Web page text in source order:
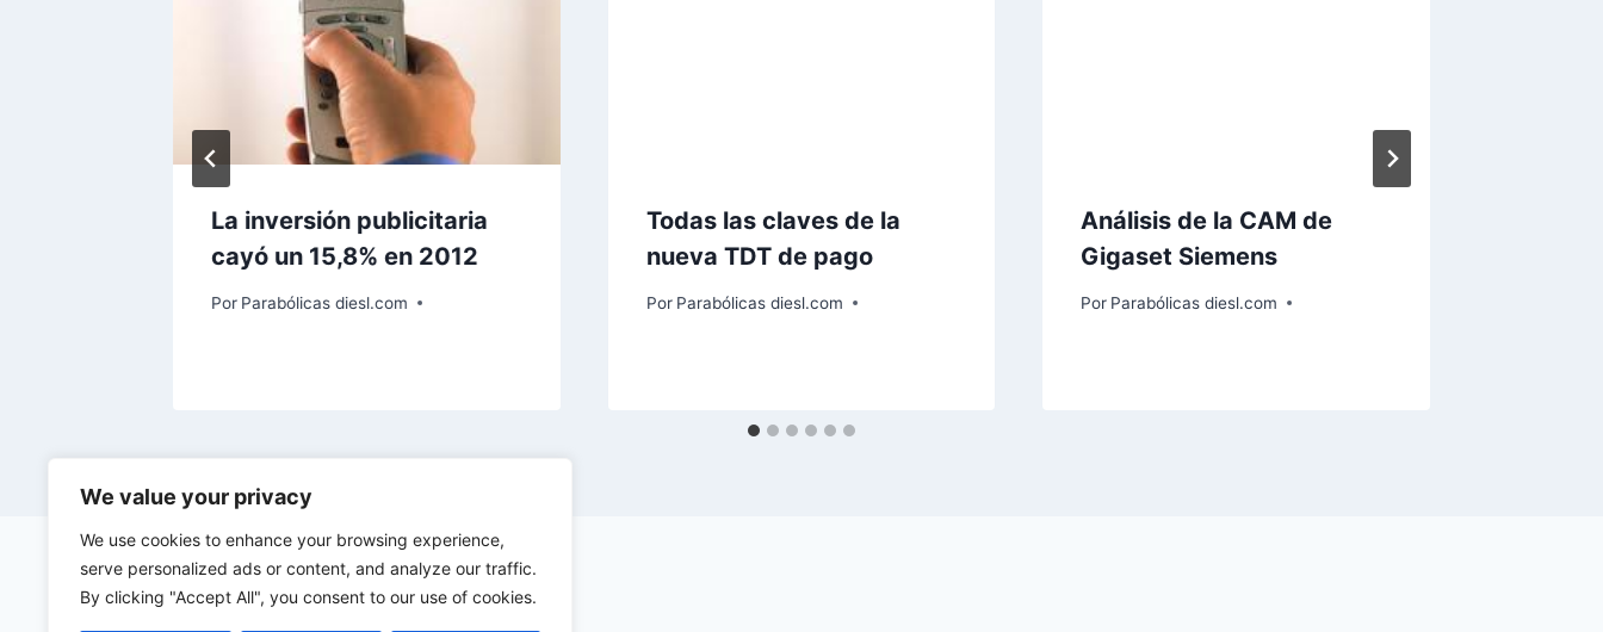
We value your privacy
We use cookies to enhance your browsing experience,
serve personalized ads or content, and analyze our traffic.
By clicking "Accept All", you consent to our use of cookies.
La inversión publicitaria
cayó un 15,8% en 2012
Por Parabólicas diesl.com
Todas las claves de la
nueva TDT de pago
Por Parabólicas diesl.com
Análisis de la CAM de
Gigaset Siemens
Por Parabólicas diesl.com